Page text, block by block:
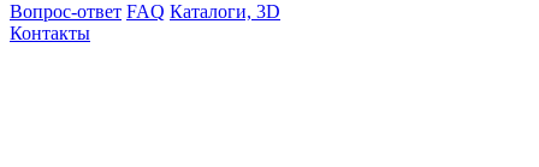
Вопрос-ответ FAQ Каталоги, 3D
Контакты